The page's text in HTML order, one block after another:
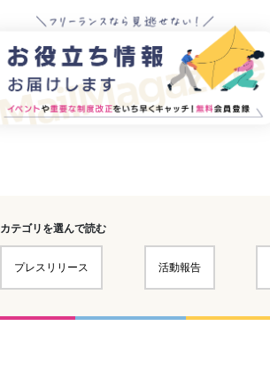
カテゴリを選んで読む
プレスリリース 活動報告